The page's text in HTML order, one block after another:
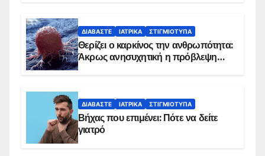
ΔΙΑΒΆΣΤΕ ΙΑΤΡΙΚΆ ΣΤΙΓΜΙΌΤΥΠΑ
Θερίζει ο καρκίνος την ανθρωπότητα:
Άκρως ανησυχητική η πρόβλεψη…
ΔΙΑΒΆΣΤΕ ΙΑΤΡΙΚΆ ΣΤΙΓΜΙΌΤΥΠΑ
Βήχας που επιμένει: Πότε να δείτε
γιατρό